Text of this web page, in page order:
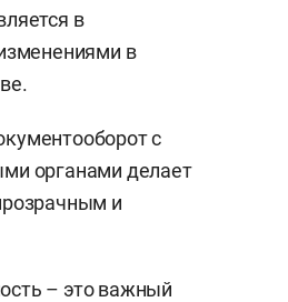
в
в
с
органами делает
и
– это важный